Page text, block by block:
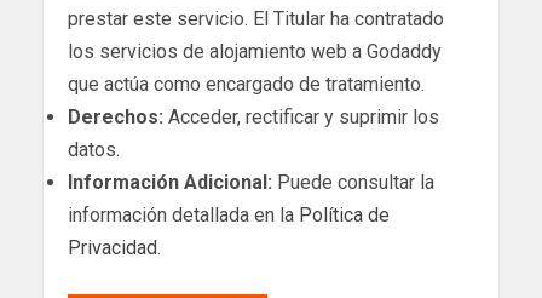
prestar este servicio. El Titular ha contratado
los servicios de alojamiento web a Godaddy
que actúa como encargado de tratamiento.
Derechos: Acceder, rectificar y suprimir los
datos.
Información Adicional: Puede consultar la
información detallada en la Política de
Privacidad.